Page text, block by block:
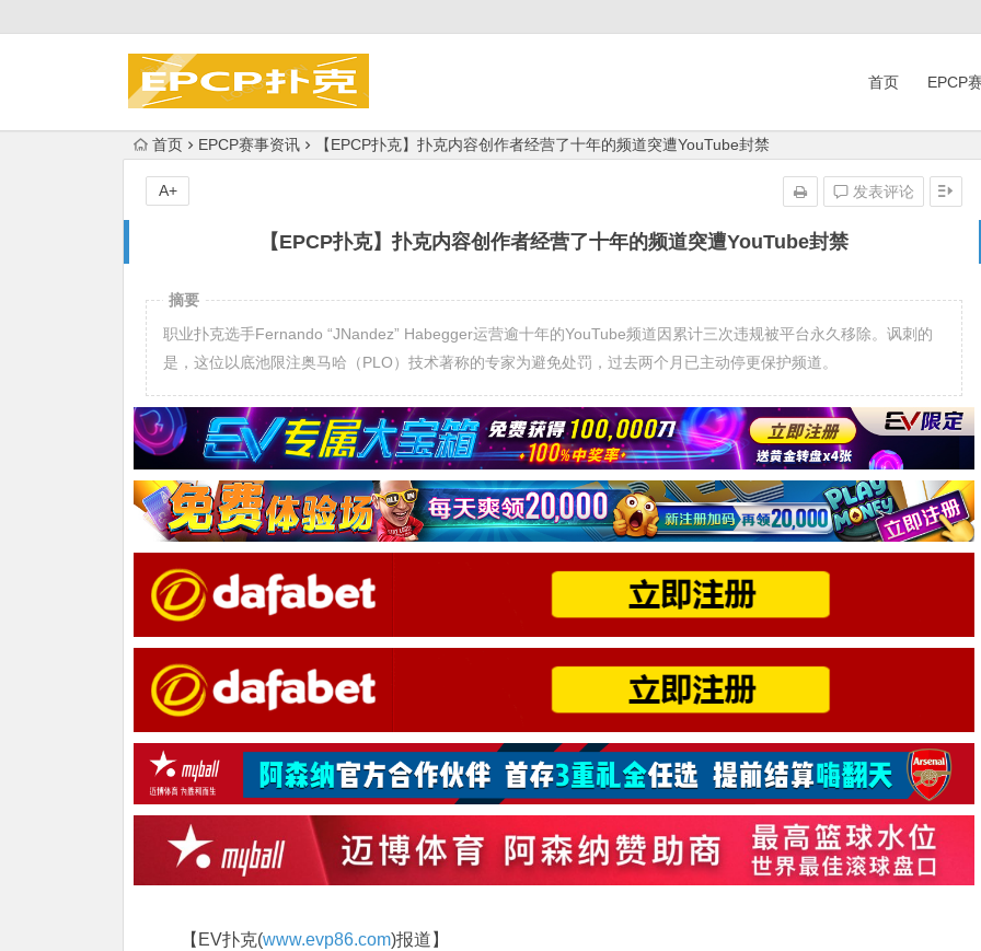
首页 EPCP
首页 EPCP赛事资讯 【EPCP扑克】扑克内容创作者经营了十年的频道突遭YouTube封禁
【EPCP扑克】扑克内容创作者经营了十年的频道突遭YouTube封禁
发表评论
A+
摘要
职业扑克选手Fernando “JNandez” Habegger运营逾十年的YouTube频道因累计三次违规被平台永久移除。讽刺的
是，这位以底池限注奥马哈（PLO）技术著称的专家为避免处罚，过去两个月已主动停更保护频道。
【EV扑克(www.evp86.com)报道】